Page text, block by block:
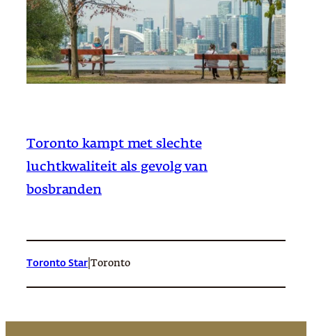
Toronto kampt met slechte
luchtkwaliteit als gevolg van
bosbranden
Toronto Star Toronto